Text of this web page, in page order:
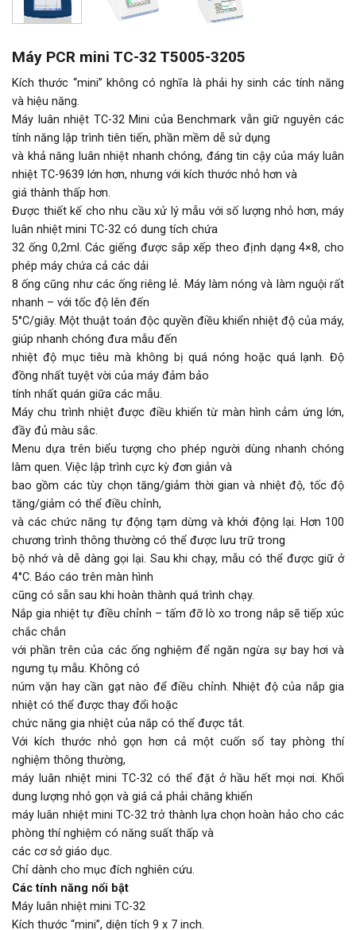
Máy PCR mini TC-32 T5005-3205
Kích thước “mini” không có nghĩa là phải hy sinh các tính năng
và hiệu năng.
Máy luân nhiệt TC-32 Mini của Benchmark vẫn giữ nguyên các
tính năng lập trình tiên tiến, phần mềm dễ sử dụng
và khả năng luân nhiệt nhanh chóng, đáng tin cậy của máy luân
nhiệt TC-9639 lớn hơn, nhưng với kích thước nhỏ hơn và
giá thành thấp hơn.
Được thiết kế cho nhu cầu xử lý mẫu với số lượng nhỏ hơn, máy
luân nhiệt mini TC-32 có dung tích chứa
32 ống 0,2ml. Các giếng được sắp xếp theo định dạng 4×8, cho
phép máy chứa cả các dải
8 ống cũng như các ống riêng lẻ. Máy làm nóng và làm nguội rất
nhanh – với tốc độ lên đến
5°C/giây. Một thuật toán độc quyền điều khiển nhiệt độ của máy,
giúp nhanh chóng đưa mẫu đến
nhiệt độ mục tiêu mà không bị quá nóng hoặc quá lạnh. Độ
đồng nhất tuyệt vời của máy đảm bảo
tính nhất quán giữa các mẫu.
Máy chu trình nhiệt được điều khiển từ màn hình cảm ứng lớn,
đầy đủ màu sắc.
Menu dựa trên biểu tượng cho phép người dùng nhanh chóng
làm quen. Việc lập trình cực kỳ đơn giản và
bao gồm các tùy chọn tăng/giảm thời gian và nhiệt độ, tốc độ
tăng/giảm có thể điều chỉnh,
và các chức năng tự động tạm dừng và khởi động lại. Hơn 100
chương trình thông thường có thể được lưu trữ trong
bộ nhớ và dễ dàng gọi lại. Sau khi chạy, mẫu có thể được giữ ở
4°C. Báo cáo trên màn hình
cũng có sẵn sau khi hoàn thành quá trình chạy.
Nắp gia nhiệt tự điều chỉnh – tấm đỡ lò xo trong nắp sẽ tiếp xúc
chắc chắn
với phần trên của các ống nghiệm để ngăn ngừa sự bay hơi và
ngưng tụ mẫu. Không có
núm vặn hay cần gạt nào để điều chỉnh. Nhiệt độ của nắp gia
nhiệt có thể được thay đổi hoặc
chức năng gia nhiệt của nắp có thể được tắt.
Với kích thước nhỏ gọn hơn cả một cuốn sổ tay phòng thí
nghiệm thông thường,
máy luân nhiệt mini TC-32 có thể đặt ở hầu hết mọi nơi. Khối
dung lượng nhỏ gọn và giá cả phải chăng khiến
máy luân nhiệt mini TC-32 trở thành lựa chọn hoàn hảo cho các
phòng thí nghiệm có năng suất thấp và
các cơ sở giáo dục.
Chỉ dành cho mục đích nghiên cứu.
Các tính năng nổi bật
Máy luân nhiệt mini TC-32
Kích thước “mini”, diện tích 9 x 7 inch.